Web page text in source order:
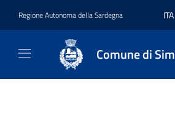
Regione Autonoma della Sardegna ITA
Comune di